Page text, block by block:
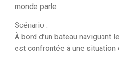
monde parle
Scénario :
À bord d’un bateau naviguant
est confrontée à une situation